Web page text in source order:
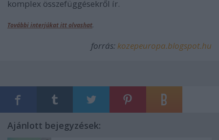
komplex összefüggésekről ír.
További interjúkat itt olvashat.
forrás: kozepeuropa.blogspot.hu
Ajánlott bejegyzések: